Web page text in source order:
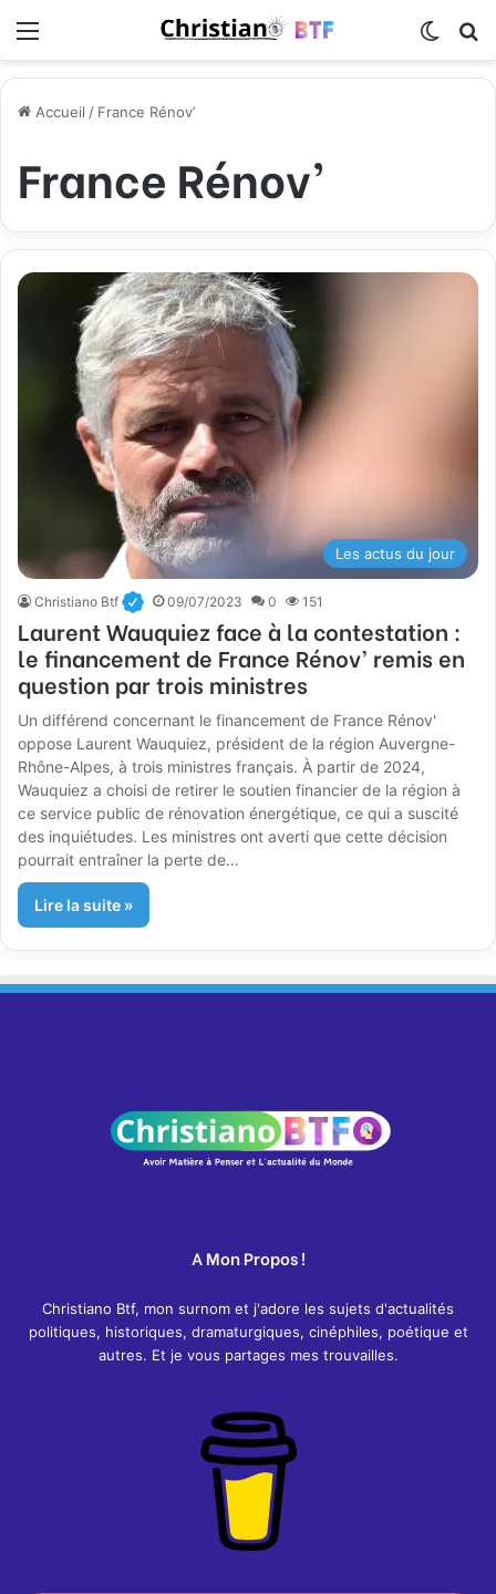
Accueil / France Rénov’
France Rénov’
Les actus du jour
Christiano Btf 09/07/2023 0 151
Laurent Wauquiez face à la contestation :
le financement de France Rénov’ remis en
question par trois ministres
Un différend concernant le financement de France Rénov'
oppose Laurent Wauquiez, président de la région Auvergne-
Rhône-Alpes, à trois ministres français. À partir de 2024,
Wauquiez a choisi de retirer le soutien financier de la région à
ce service public de rénovation énergétique, ce qui a suscité
des inquiétudes. Les ministres ont averti que cette décision
pourrait entraîner la perte de…
Lire la suite »
A Mon Propos !
Christiano Btf, mon surnom et j'adore les sujets d'actualités
politiques, historiques, dramaturgiques, cinéphiles, poétique et
autres. Et je vous partages mes trouvailles.